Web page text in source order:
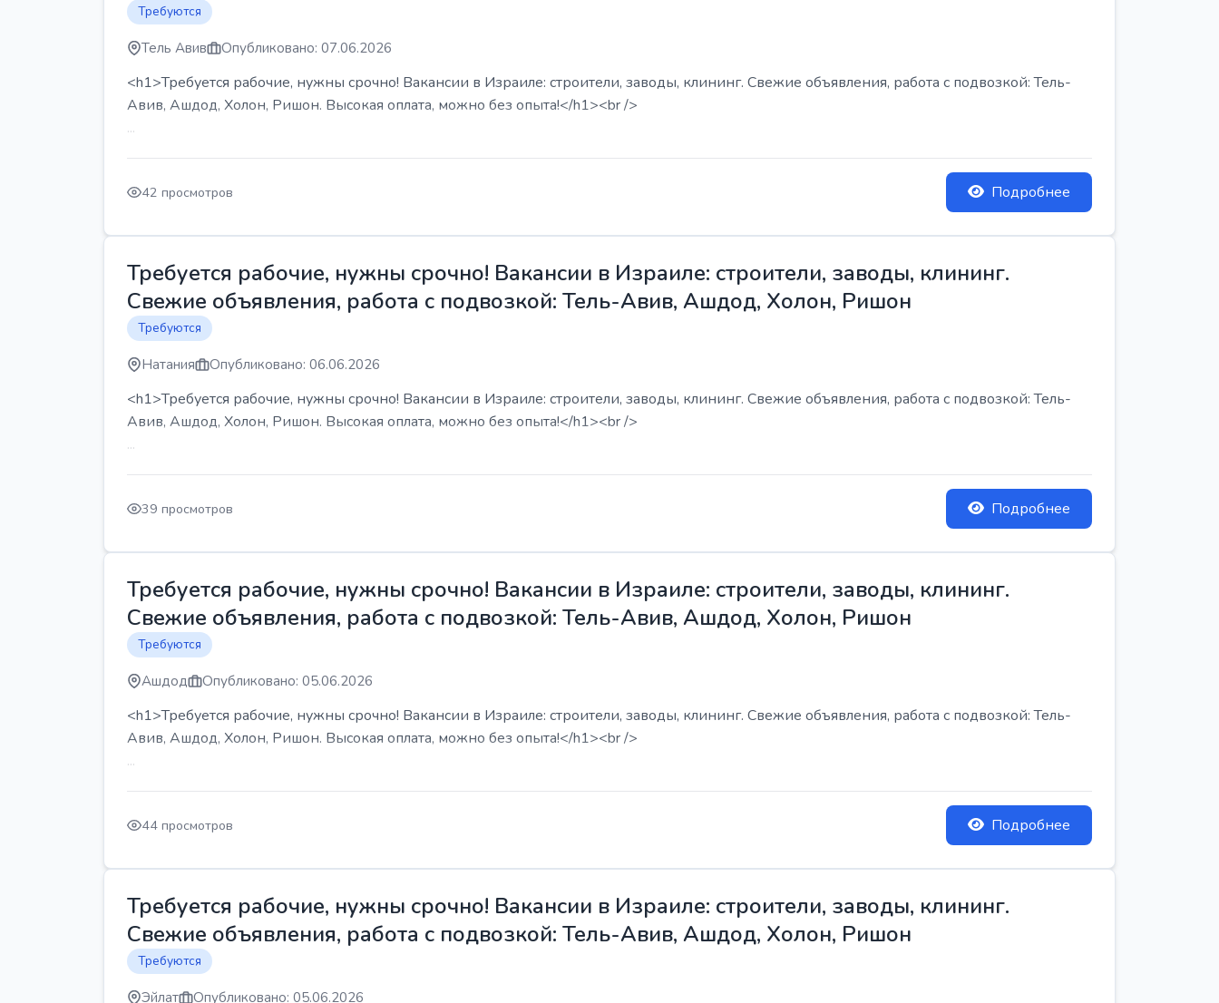
Требуются
Тель Авив Опубликовано: 07.06.2026
<h1>Требуется рабочие, нужны срочно! Вакансии в Израиле: строители, заводы, клининг. Свежие объявления, работа с подвозкой: Тель-
Авив, Ашдод, Холон, Ришон. Высокая оплата, можно без опыта!</h1><br />
...
42 просмотров Подробнее
Требуется рабочие, нужны срочно! Вакансии в Израиле: строители, заводы, клининг.
Свежие объявления, работа с подвозкой: Тель-Авив, Ашдод, Холон, Ришон
Требуются
Натания Опубликовано: 06.06.2026
<h1>Требуется рабочие, нужны срочно! Вакансии в Израиле: строители, заводы, клининг. Свежие объявления, работа с подвозкой: Тель-
Авив, Ашдод, Холон, Ришон. Высокая оплата, можно без опыта!</h1><br />
...
39 просмотров Подробнее
Требуется рабочие, нужны срочно! Вакансии в Израиле: строители, заводы, клининг.
Свежие объявления, работа с подвозкой: Тель-Авив, Ашдод, Холон, Ришон
Требуются
Ашдод Опубликовано: 05.06.2026
<h1>Требуется рабочие, нужны срочно! Вакансии в Израиле: строители, заводы, клининг. Свежие объявления, работа с подвозкой: Тель-
Авив, Ашдод, Холон, Ришон. Высокая оплата, можно без опыта!</h1><br />
...
44 просмотров Подробнее
Требуется рабочие, нужны срочно! Вакансии в Израиле: строители, заводы, клининг.
Свежие объявления, работа с подвозкой: Тель-Авив, Ашдод, Холон, Ришон
Требуются
Эйлат Опубликовано: 05.06.2026